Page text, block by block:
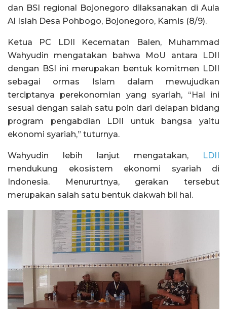
dan BSI regional Bojonegoro dilaksanakan di Aula
Al Islah Desa Pohbogo, Bojonegoro, Kamis (8/9).
Ketua PC LDII Kecematan Balen, Muhammad
Wahyudin mengatakan bahwa MoU antara LDII
dengan BSI ini merupakan bentuk komitmen LDII
sebagai ormas Islam dalam mewujudkan
terciptanya perekonomian yang syariah, “Hal ini
sesuai dengan salah satu poin dari delapan bidang
program pengabdian LDII untuk bangsa yaitu
ekonomi syariah,” tuturnya.
Wahyudin lebih lanjut mengatakan,
LDII
mendukung ekosistem ekonomi syariah di
Indonesia. Menururtnya, gerakan tersebut
merupakan salah satu bentuk dakwah bil hal.